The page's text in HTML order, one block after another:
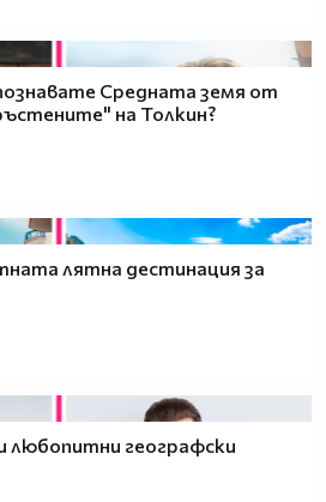
Средната земя от
на Толкин?
лятна дестинация за
любопитни географски